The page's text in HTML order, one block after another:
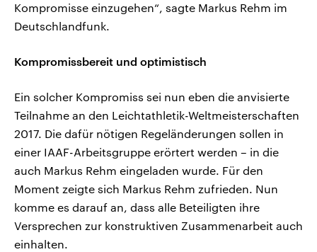
Kompromisse einzugehen“, sagte Markus Rehm im
Deutschlandfunk.
Kompromissbereit und optimistisch
Ein solcher Kompromiss sei nun eben die anvisierte
Teilnahme an den Leichtathletik-Weltmeisterschaften
2017. Die dafür nötigen Regeländerungen sollen in
einer IAAF-Arbeitsgruppe erörtert werden – in die
auch Markus Rehm eingeladen wurde. Für den
Moment zeigte sich Markus Rehm zufrieden. Nun
komme es darauf an, dass alle Beteiligten ihre
Versprechen zur konstruktiven Zusammenarbeit auch
einhalten.